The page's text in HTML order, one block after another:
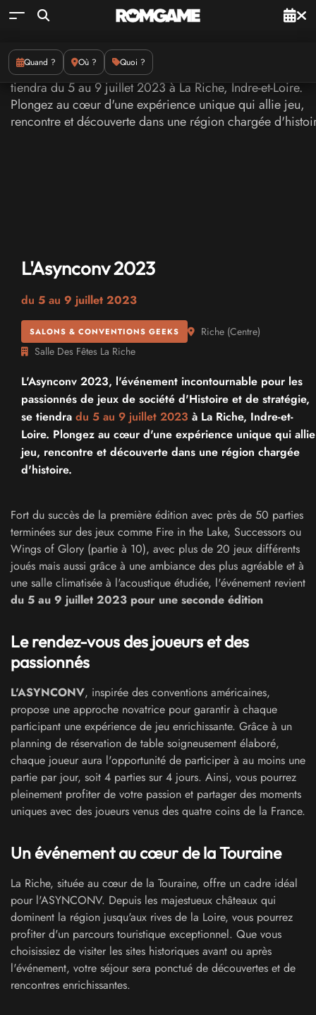
Quand ? Où ? Quoi ?
L'Asynconv 2023
du 5 au 9 juillet 2023
SALONS & CONVENTIONS GEEKS Riche (Centre)
Salle Des Fêtes La Riche
L'Asynconv 2023, l'événement incontournable pour les
passionnés de jeux de société d'Histoire et de stratégie,
se tiendra du 5 au 9 juillet 2023 à La Riche, Indre-et-
Loire. Plongez au cœur d'une expérience unique qui allie
jeu, rencontre et découverte dans une région chargée
d'histoire.
Fort du succès de la première édition avec près de 50 parties
terminées sur des jeux comme Fire in the Lake, Successors ou
Wings of Glory (partie à 10), avec plus de 20 jeux différents
joués mais aussi grâce à une ambiance des plus agréable et à
une salle climatisée à l'acoustique étudiée, l'événement revient
du 5 au 9 juillet 2023 pour une seconde édition
Le rendez-vous des joueurs et des
passionnés
L'ASYNCONV, inspirée des conventions américaines,
propose une approche novatrice pour garantir à chaque
participant une expérience de jeu enrichissante. Grâce à un
planning de réservation de table soigneusement élaboré,
chaque joueur aura l'opportunité de participer à au moins une
partie par jour, soit 4 parties sur 4 jours. Ainsi, vous pourrez
pleinement profiter de votre passion et partager des moments
uniques avec des joueurs venus des quatre coins de la France.
Un événement au cœur de la Touraine
La Riche, située au cœur de la Touraine, offre un cadre idéal
pour l'ASYNCONV. Depuis les majestueux châteaux qui
dominent la région jusqu'aux rives de la Loire, vous pourrez
profiter d'un parcours touristique exceptionnel. Que vous
choisissiez de visiter les sites historiques avant ou après
l'événement, votre séjour sera ponctué de découvertes et de
rencontres enrichissantes.